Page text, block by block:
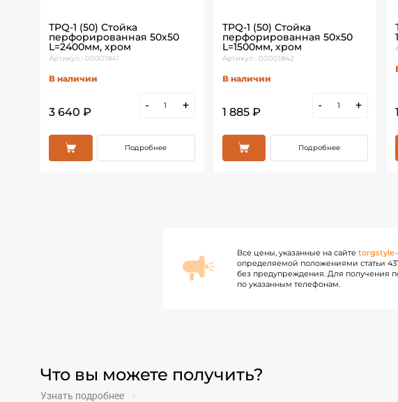
ТРQ-1 (50) Стойка
перфорированная 50х50
L=2400мм, хром
Артикул : 00001841
В наличии
3 640 ₽
- +
Подробнее
ТРQ-1 (50) Стойка
перфорированная 50х50
L=1500мм, хром
Артикул : 00001842
В наличии
1 885 ₽
- +
Подробнее
Все цены, указанные на сайте
определяемой положениями статьи
без предупреждения. Для получения
по указанным телефонам.
Что вы можете получить?
Узнать подробнее